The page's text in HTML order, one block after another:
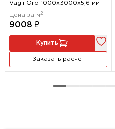
Vagli Oro 1000x3000х5,6 мм
Цена за м 2
9008 ₽
Купить
Заказать расчет